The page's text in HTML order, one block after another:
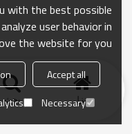
منزل بحث
with the best possible
user behavior in
the website for you.
Accept all
Necessary